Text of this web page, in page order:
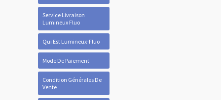
Service Livraison
Lumineux Fluo
Qui Est Lumineux-Fluo
Mode De Paiement
Condition Générales De
Vente